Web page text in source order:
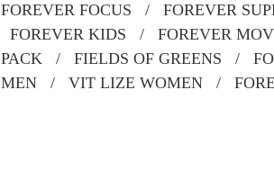
FOREVER FOCUS / FOREVER
FOREVER KIDS / FOREVER
PACK / FIELDS OF GREENS /
MEN / VIT LIZE WOMEN /